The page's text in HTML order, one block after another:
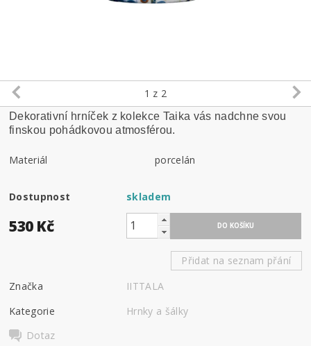
1 z 2
Dekorativní hrníček z kolekce Taika vás nadchne svou
finskou pohádkovou atmosférou.
Materiál porcelán
Dostupnost skladem
530 Kč
Přidat na seznam přání
Značka
IITTALA
Kategorie
Hrnky a šálky
Dotaz